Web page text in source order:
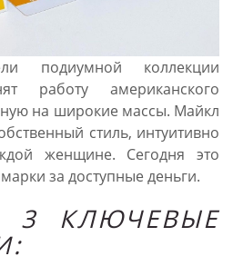
подиумной коллекции
работу американского
на широкие массы. Майкл
стиль, интуитивно
женщине. Сегодня это
за доступные деньги.
3 КЛЮЧЕВЫЕ